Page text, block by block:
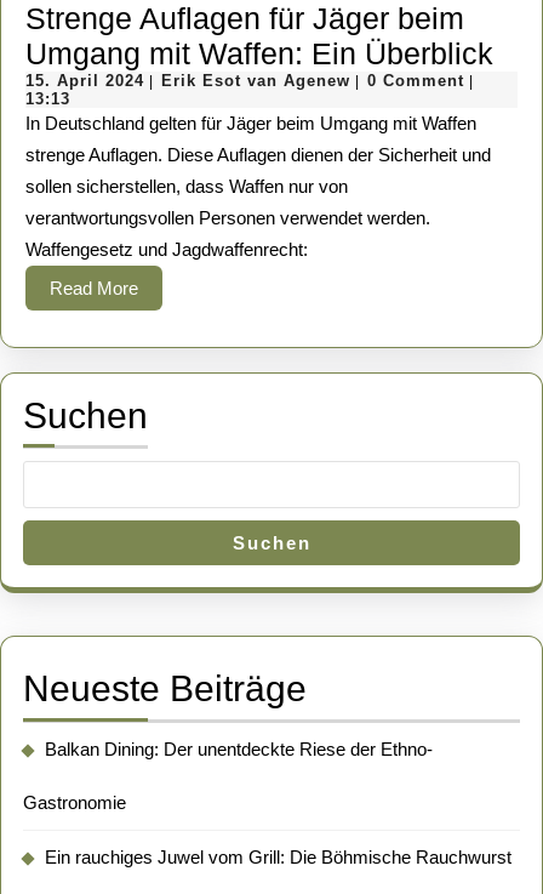
Strenge Auflagen für Jäger beim
Umgang mit Waffen: Ein Überblick
15. April 202415.
2024
Erik Esot van Agenew Erik
van
Agenew
0 Comment
13:13
In Deutschland gelten für Jäger beim Umgang mit Waffen
strenge Auflagen. Diese Auflagen dienen der Sicherheit und
sollen sicherstellen, dass Waffen nur von
verantwortungsvollen Personen verwendet werden.
Waffengesetz und Jagdwaffenrecht:
Read MoreRead
More
Suchen
Suchen
Neueste Beiträge
Balkan Dining: Der unentdeckte Riese der Ethno-
Gastronomie
Ein rauchiges Juwel vom Grill: Die Böhmische Rauchwurst